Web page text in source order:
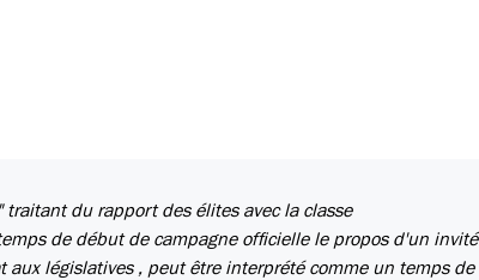
traitant du rapport des élites avec la classe
de début de campagne officielle le propos d'un invité
aux législatives , peut être interprété comme un temps de